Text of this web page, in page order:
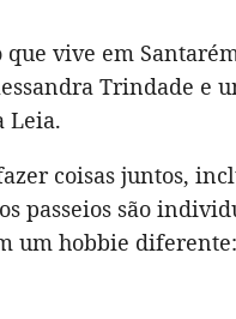
vive em
Trindade e
Leia.
coisas juntos,
passeios são
um hobbie